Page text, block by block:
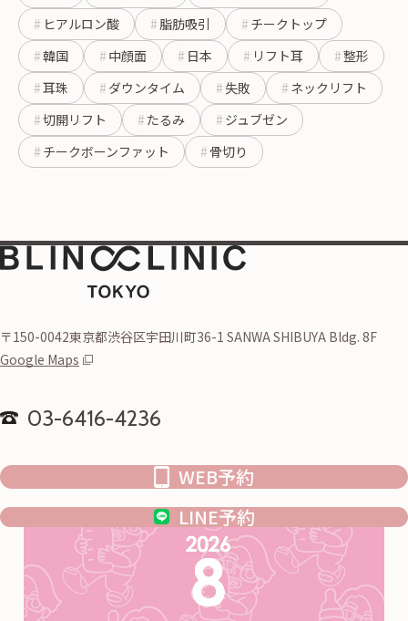
ヒアルロン酸
脂肪吸引
チークトップ
韓国
中顔面 日本 リフト耳
整形
耳珠
ダウンタイム 失敗
ネックリフト
切開リフト
たるみ
ジュブゼン
チークボーンファット
骨切り
〒150-0042東京都渋谷区宇田川町36-1 SANWA SHIBUYA Bldg. 8F
Google Maps
03-6416-4236
WEB予約
LINE予約